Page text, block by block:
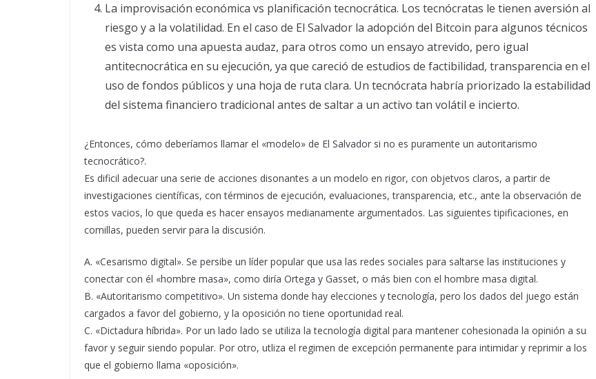
La improvisación económica vs planificación tecnocrática. Los tecnócratas le tienen aversión al
riesgo y a la volatilidad. En el caso de El Salvador la adopción del Bitcoin para algunos técnicos
es vista como una apuesta audaz, para otros como un ensayo atrevido, pero igual
antitecnocrática en su ejecución, ya que careció de estudios de factibilidad, transparencia en el
uso de fondos públicos y una hoja de ruta clara. Un tecnócrata habría priorizado la estabilidad
del sistema financiero tradicional antes de saltar a un activo tan volátil e incierto.
¿Entonces, cómo deberíamos llamar el «modelo» de El Salvador si no es puramente un autoritarismo
tecnocrático?.
Es dificil adecuar una serie de acciones disonantes a un modelo en rigor, con objetvos claros, a partir de
investigaciones científicas, con términos de ejecución, evaluaciones, transparencia, etc., ante la observación de
estos vacios, lo que queda es hacer ensayos medianamente argumentados. Las siguientes tipificaciones, en
comillas, pueden servir para la discusión.
A. «Cesarismo digital». Se persibe un líder popular que usa las redes sociales para saltarse las instituciones y
conectar con él «hombre masa», como diría Ortega y Gasset, o más bien con el hombre masa digital.
B. «Autoritarismo competitivo». Un sistema donde hay elecciones y tecnología, pero los dados del juego están
cargados a favor del gobierno, y la oposición no tiene oportunidad real.
C. «Dictadura híbrida». Por un lado lado se utiliza la tecnología digital para mantener cohesionada la opinión a su
favor y seguir siendo popular. Por otro, utliza el regimen de excepción permanente para intimidar y reprimir a los
que el gobierno llama «oposición».